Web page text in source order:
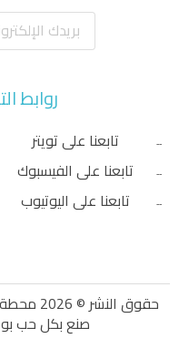
روابط
تابعنا على تويتر
تابعنا على الفيسبوك
تابعنا على اليوتيوب
حقوق النشر © 2026 محطة الكوبونات. جميع الحقوق محفوظة.
صنع بكل حب